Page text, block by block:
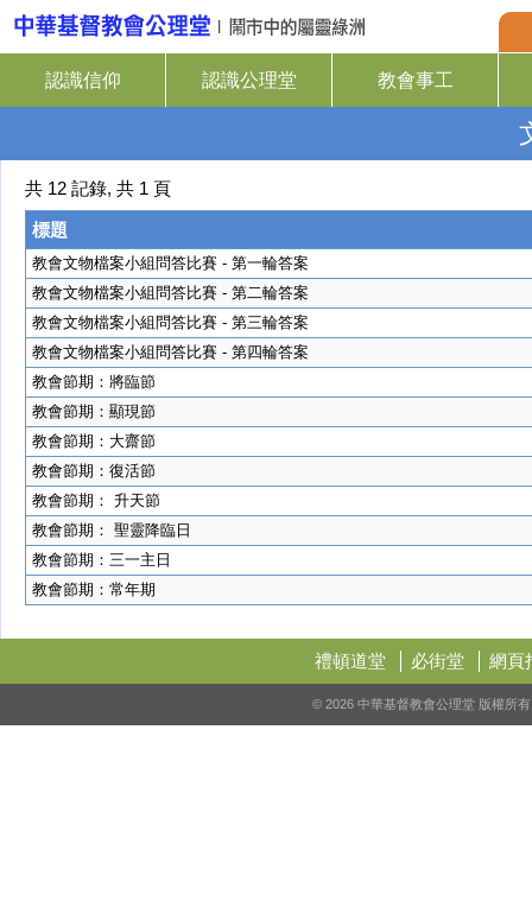
認識信仰 認識公理堂 教會事工
共 12 記錄, 共 1 頁
標題
教會文物檔案小組問答比賽 - 第一輪答案
教會文物檔案小組問答比賽 - 第二輪答案
教會文物檔案小組問答比賽 - 第三輪答案
教會文物檔案小組問答比賽 - 第四輪答案
教會節期：將臨節
教會節期：顯現節
教會節期：大齋節
教會節期：復活節
教會節期： 升天節
教會節期： 聖靈降臨日
教會節期：三一主日
教會節期：常年期
禮頓道堂 必街堂 網頁
© 2026 中華基督教會公理堂 版權所